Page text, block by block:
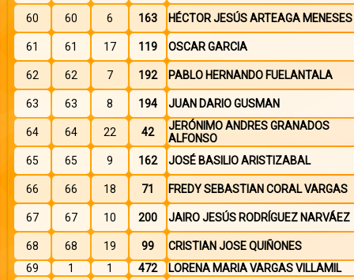
60 60 6 163 HÉCTOR JESÚS ARTEAGA MENESES
61 61 17 119 OSCAR GARCIA
62 62 7 192 PABLO HERNANDO FUELANTALA
63 63 8 194 JUAN DARIO GUSMAN
64 64 22 42
JERÓNIMO ANDRES GRANADOS
ALFONSO
65
65 9 162 JOSÉ BASILIO ARISTIZABAL
66 66 18 71 FREDY SEBASTIAN CORAL VARGAS
67 67 10 200 JAIRO JESÚS RODRÍGUEZ NARVÁEZ
68 68 19 99
CRISTIAN JOSE QUIÑONES
69
1 1 472
LORENA MARIA VARGAS VILLAMIL